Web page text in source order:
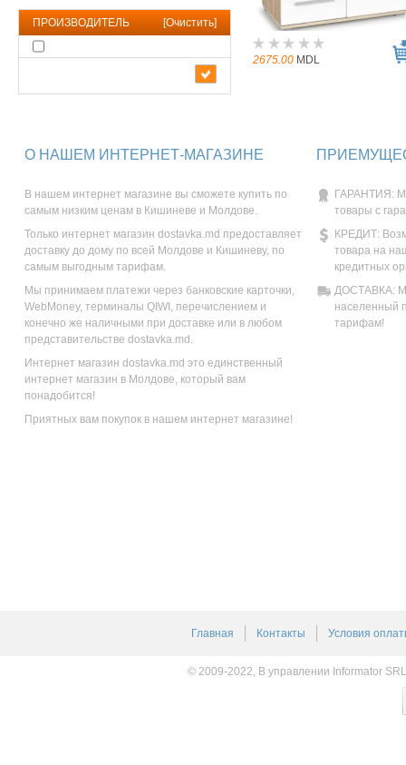
ПРОИЗВОДИТЕЛЬ [Очистить]
2675.00 MDL
О НАШЕМ ИНТЕРНЕТ-МАГАЗИНЕ
В нашем интернет магазине вы сможете купить по
самым низким ценам в Кишиневе и Молдове.
Только интернет магазин dostavka.md предоставляет
доставку до дому по всей Молдове и Кишиневу, по
самым выгодным тарифам.
Мы принимаем платежи через банковские карточки,
WebMoney, терминалы QIWI, перечислением и
конечно же наличными при доставке или в любом
представительстве dostavka.md.
Интернет магазин dostavka.md это единственный
интернет магазин в Молдове, который вам
понадобится!
Приятных вам покупок в нашем интернет магазине!
ГАРАНТИЯ:
товары с
КРЕДИТ:
товара на
кредитных
ДОСТАВКА:
населенный
тарифам!
Главная Контакты Условия
© 2009-2022, В управлении Informator SRL